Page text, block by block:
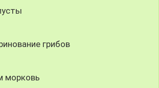
грибов
морковь